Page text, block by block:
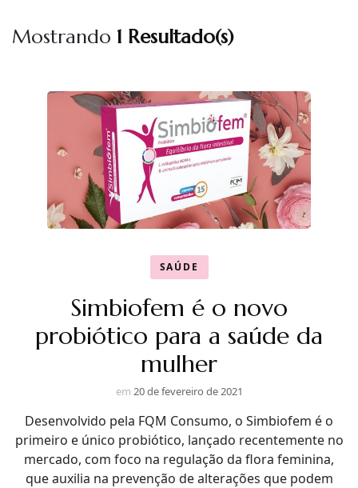
Mostrando 1 Resultado(s)
SAÚDE
Simbiofem é o novo
probiótico para a saúde da
mulher
em 20 de fevereiro de 2021
Desenvolvido pela FQM Consumo, o Simbiofem é o
primeiro e único probiótico, lançado recentemente no
mercado, com foco na regulação da flora feminina,
que auxilia na prevenção de alterações que podem